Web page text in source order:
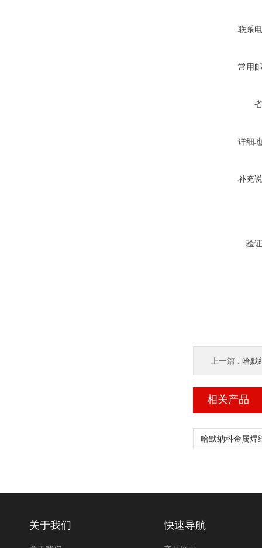
联系
常用
详细
补充
验
上一篇 : 哈默
相关产品
关于我们 快速导航